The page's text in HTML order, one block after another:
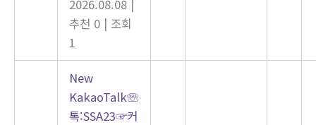
2026.08.08 |
추천 0 | 조회
1
New
KakaoTalk☏
톡:SSA23☞커